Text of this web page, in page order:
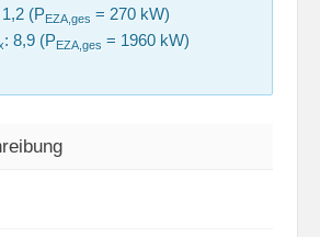
1,2 (PEZA,ges = 270 kW)
: 8,9 (PEZA,ges = 1960 kW)